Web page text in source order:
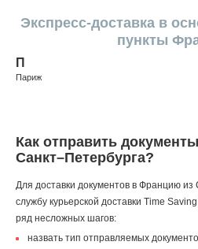
Экспресс-доставка в
пункты
П
Париж
Как отправить
Санкт–Петербурга?
Для доставки документов в Францию из
службу курьерской доставки Time
ряд несложных шагов:
назвать тип отправляемых